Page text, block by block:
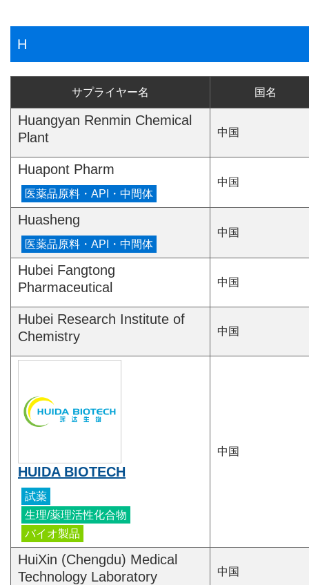
H
サプライヤー名 国名
Huangyan Renmin Chemical
Plant
中国
Huapont Pharm
中国
Huasheng
中国
Hubei Fangtong
Pharmaceutical
中国
Hubei Research Institute of
Chemistry
中国
HUIDA BIOTECH
中国
HuiXin (Chengdu) Medical
Technology Laboratory
中国